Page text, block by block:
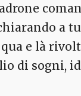
a
e là
di sogni,